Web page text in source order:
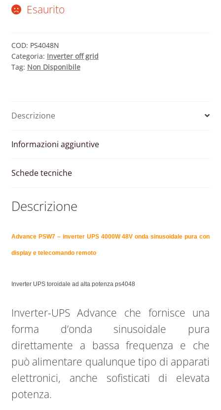
Esaurito
COD: PS4048N
Categoria: Inverter off grid
Tag: Non Disponibile
Descrizione
Informazioni aggiuntive
Schede tecniche
Descrizione
Advance PSW7 – inverter UPS 4000W 48Vonda sinusoidale pura con
display e telecomando remoto
Inverter UPS toroidale ad alta potenza ps4048
Inverter-UPS Advance che fornisce una
forma d’onda sinusoidale pura
direttamente a bassa frequenza e che
può alimentare qualunque tipo di apparati
elettronici, anche sofisticati di elevata
potenza.